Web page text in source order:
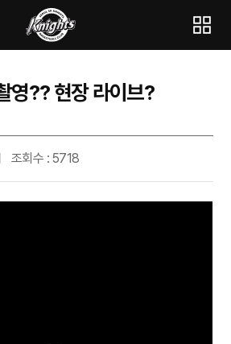
영?? 현장 라이브?
조회수 : 5718